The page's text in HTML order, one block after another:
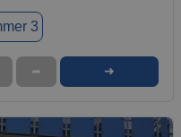
3
➦ ➜